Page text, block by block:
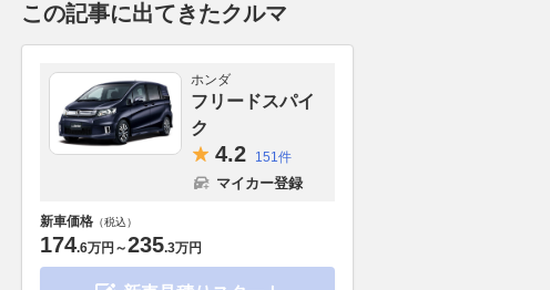
この記事に出てきたクルマ
ホンダ
フリードスパイ
ク
4.2 151件
マイカー登録
新車価格 （税込）
174.6万円 ～235.3万円